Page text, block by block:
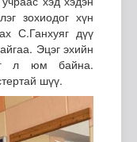
зохиодог хүн
С.Ганхуяг дүү
Эцэг эхийн
л юм байна.
шүү.